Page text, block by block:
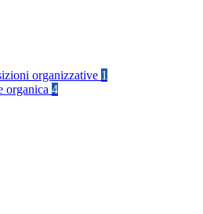
organizzative 1
organica 4